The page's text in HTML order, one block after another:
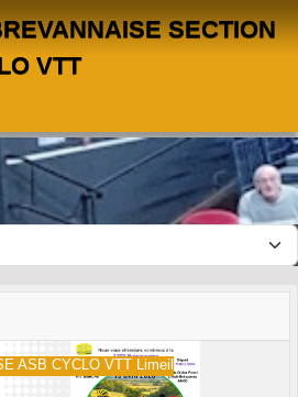
SECTION
VTT
ASB CYCLO VTT Limeil